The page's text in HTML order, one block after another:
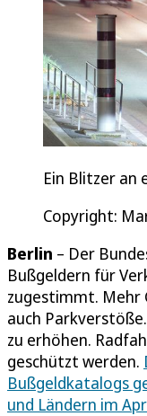
Ein Blitzer an
Copyright:
Berlin – Der
Bußgeldern für
zugestimmt. Mehr
auch
zu erhöhen.
geschützt werden.
Bußgeldkatalogs
und Ländern im